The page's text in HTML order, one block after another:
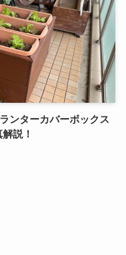
ンターカバーボックス
説！